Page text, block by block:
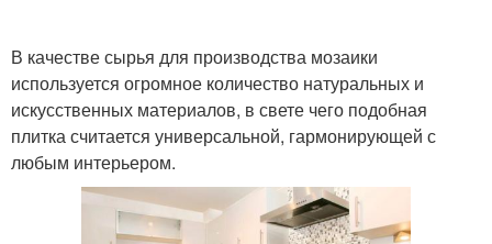
В качестве сырья для производства мозаики
используется огромное количество натуральных и
искусственных материалов, в свете чего подобная
плитка считается универсальной, гармонирующей с
любым интерьером.